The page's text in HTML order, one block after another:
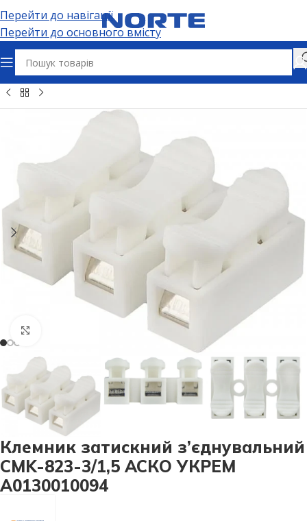
Перейти до навігації
Перейти до основного вмісту
Клеми та з’єднувачі Зʼєднувальні клеми
Натисніть, щоб збільшити
Клемник затискний з’єднувальний
CMK-823-3/1,5 АСКО УКРЕМ
A0130010094